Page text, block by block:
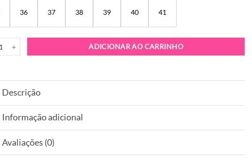
36 37 38 39 40 41
ADICIONAR AO CARRINHO
Descrição
Informação adicional
Avaliações (0)